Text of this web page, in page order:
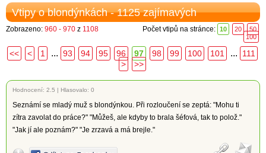
Vtipy o blondýnkách - 1125 zajímavých
Zobrazeno: 960 - 970 z 1108 Počet vtipů na stránce: 10 20
50
100
<< < 1 ... 93 94 95 96 97 98 99 100 101 ...
111
>
>>
Hodnocení: 2.5 | Hlasovalo: 0
Seznámí se mladý muž s blondýnkou. Při rozloučení se zeptá: "Mohu ti
zítra zavolat do práce?" "Můžeš, ale kdyby to brala šéfová, tak to polož."
"Jak jí ale poznám?" "Je zrzavá a má brejle."